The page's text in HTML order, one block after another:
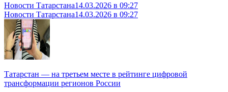
Новости Татарстана14.03.2026 в 09:27
Новости Татарстана14.03.2026 в 09:27
Татарстан — на третьем месте в рейтинге цифровой
трансформации регионов России